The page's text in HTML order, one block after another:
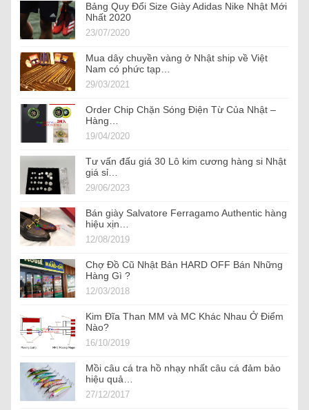
Bảng Quy Đổi Size Giày Adidas Nike Nhật Mới
Nhất 2020
23/07/2020
Mua dây chuyền vàng ở Nhật ship về Việt
Nam có phức tạp…
29/03/2021
Order Chip Chặn Sóng Điện Từ Của Nhật –
Hàng…
19/04/2020
Tư vấn đấu giá 30 Lô kim cương hàng si Nhật
giá sỉ…
29/06/2023
Bán giày Salvatore Ferragamo Authentic hàng
hiệu xịn…
12/08/2019
Chợ Đồ Cũ Nhật Bản HARD OFF Bán Những
Hàng Gì ?
12/03/2018
Kim Đĩa Than MM và MC Khác Nhau Ở Điểm
Nào?
16/10/2019
Mồi câu cá tra hồ nhạy nhất câu cá đảm bảo
hiệu quả…
27/12/2017